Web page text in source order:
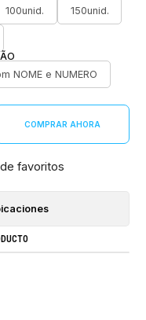
100unid. 150unid.
NOME e NUMERO
COMPRAR AHORA
favoritos